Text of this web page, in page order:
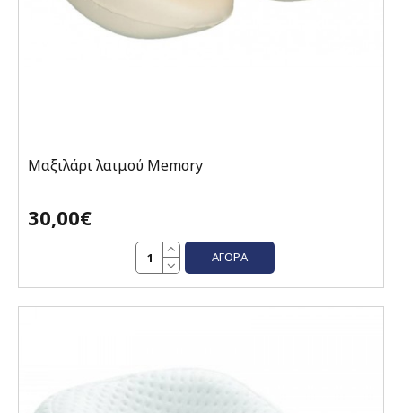
Μαξιλάρι λαιμού Μemory
30,00€
ΑΓΟΡΆ